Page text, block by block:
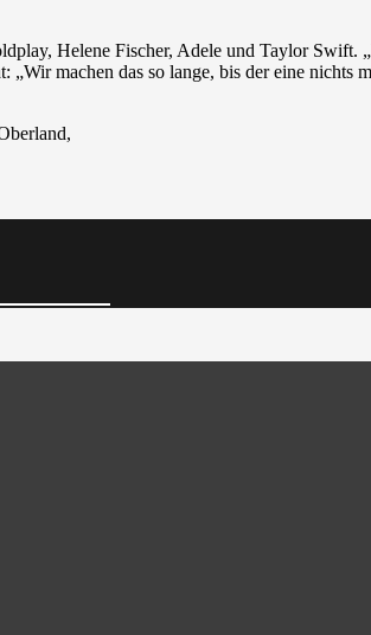
Helene Fischer, Adele und Taylor Swift.
machen das so lange, bis der eine nichts